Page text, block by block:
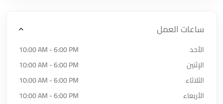
ساعات العمل
الأحد
10:00 AM - 6:00 PM
الإثنين
10:00 AM - 6:00 PM
الثلاثاء
10:00 AM - 6:00 PM
الأربعاء
10:00 AM - 6:00 PM